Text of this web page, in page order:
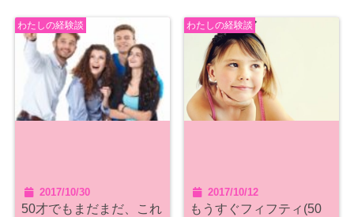
わたしの経験談
2017/10/30
50才でもまだまだ、これ
わたしの経験談
2017/10/12
もうすぐフィフティ(50